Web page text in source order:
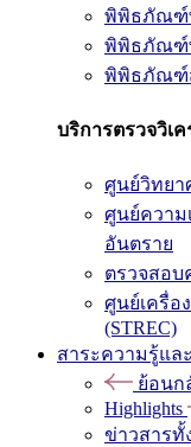
พิพิธภัณฑ์
พิพิธภัณฑ์
พิพิธภัณฑ์
บริการตรวจวิเ
ศูนย์วิทยา
ศูนย์ความ
อันตราย
ตรวจสอ
ศูนย์เครื่อ
(STREC)
สาระความรู้แล
ย้อนก
Highlights
ข่าวสารทั้